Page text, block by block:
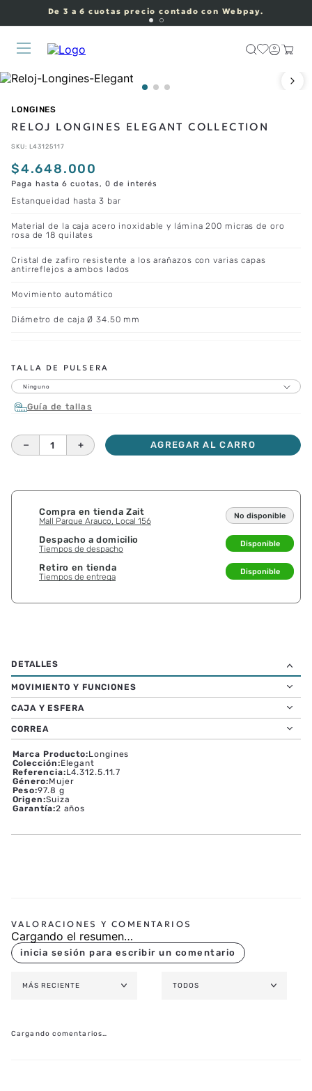
De 3 a 6 cuotas precio contado con Webpay.
LONGINES
RELOJ LONGINES ELEGANT COLLECTION
SKU: L43125117
$4.648.000
Paga hasta 6 cuotas, 0 de interés
Estanqueidad hasta 3 bar
Material de la caja acero inoxidable y lámina 200 micras de oro
rosa de 18 quilates
Cristal de zafiro resistente a los arañazos con varias capas
antirreflejos a ambos lados
Movimiento automático
Diámetro de caja Ø 34.50 mm
TALLA DE PULSERA
Ninguno
Guía de tallas
＋
－ AGREGAR AL CARRO
Compra en tienda Zait
Mall Parque Arauco, Local 156
No disponible
Despacho a domicilio
Tiempos de despacho
Disponible
Retiro en tienda
Tiempos de entrega
Disponible
MOVIMIENTO Y FUNCIONES
CAJA Y ESFERA
CORREA
Marca Producto:Longines
Colección:Elegant
Referencia:L4.312.5.11.7
Género:Mujer
Peso:97.8 g
Origen:Suiza
Garantía:2 años
Cargando el resumen…
MÁS RECIENTE TODOS
Cargando comentarios…